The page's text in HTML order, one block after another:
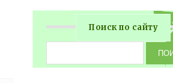
Поиск по сайту